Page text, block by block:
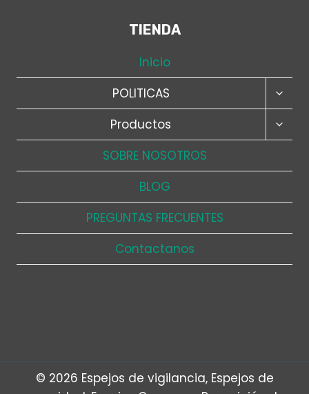
TIENDA
Inicio
POLITICAS
Productos
SOBRE NOSOTROS
BLOG
PREGUNTAS FRECUENTES
Contactanos
© 2026 Espejos de vigilancia, Espejos de